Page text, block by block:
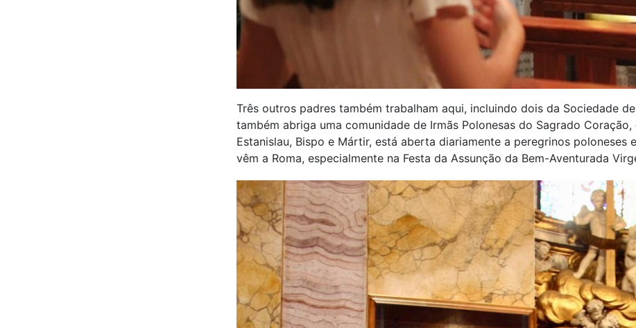
Três outros padres também trabalham aqui, incluindo dois da Sociedade
também abriga uma comunidade de Irmãs Polonesas do Sagrado
Estanislau, Bispo e Mártir, está aberta diariamente a peregrinos
vêm a Roma, especialmente na Festa da Assunção da Bem-Aventurada